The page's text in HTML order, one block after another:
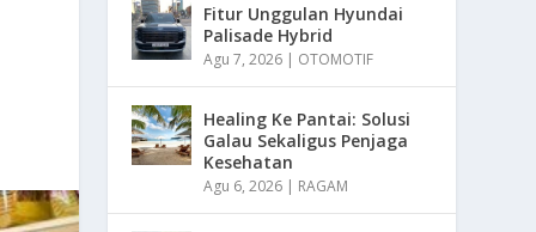
Fitur Unggulan Hyundai
Palisade Hybrid
Agu 7, 2026 | OTOMOTIF
Healing Ke Pantai: Solusi
Galau Sekaligus Penjaga
Kesehatan
Agu 6, 2026 | RAGAM